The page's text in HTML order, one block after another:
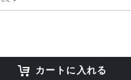
カートに入れる